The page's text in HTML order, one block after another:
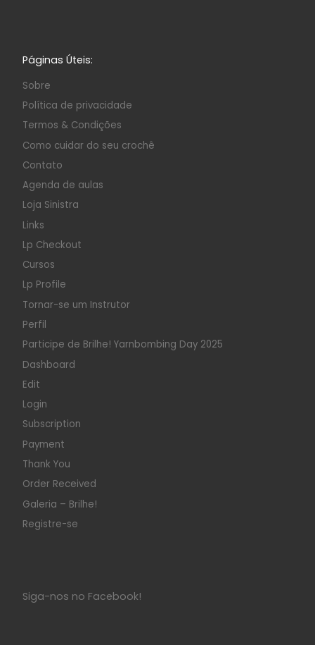
Páginas Úteis:
Sobre
Política de privacidade
Termos & Condições
Como cuidar do seu crochê
Contato
Agenda de aulas
Loja Sinistra
Links
Lp Checkout
Cursos
Lp Profile
Tornar-se um Instrutor
Perfil
Participe de Brilhe! Yarnbombing Day 2025
Dashboard
Edit
Login
Subscription
Payment
Thank You
Order Received
Galeria – Brilhe!
Registre-se
Siga-nos no Facebook!